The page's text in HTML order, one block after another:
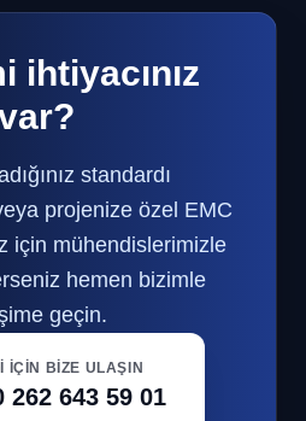
ihtiyacınız
standardı
projenize özel EMC
için mühendislerimizle
hemen bizimle
geçin.
İÇIN BIZE ULAŞIN
262 643 59 01